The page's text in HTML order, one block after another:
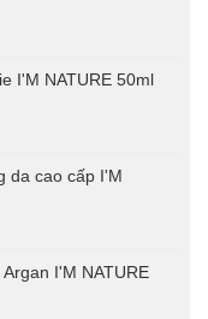
I'M NATURE 50ml
da cao cấp I'M
I'M NATURE